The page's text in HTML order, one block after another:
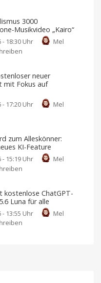
macht
die
Uhr
Platz
fürs
Hintergrundbild
So
3000
Musikvideo „Kairo“
- 18:30 Uhr
Mel
Brutalismus
3000
präsentieren
iPhone-
mit
dem
iPhone
Pro
Max
neuer
mit Fokus auf
- 17:20 Uhr
Mel
Datenschutz
zum Alleskönner:
KI-Feature
- 15:19 Uhr
Mel
wird
zum
Alleskönner:
kostenlose ChatGPT-
Luna für alle
- 13:55 Uhr
Mel